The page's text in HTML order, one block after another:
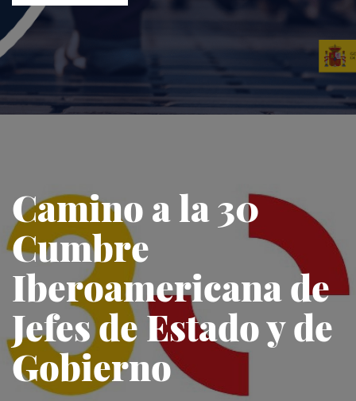
Camino a la 30
Cumbre
Iberoamericana de
Jefes de Estado y de
Gobierno